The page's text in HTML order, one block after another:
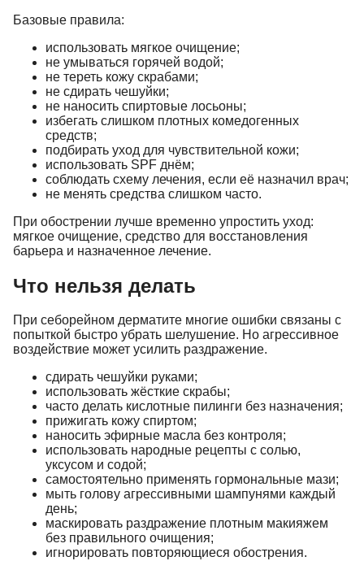
Базовые правила:
использовать мягкое очищение;
не умываться горячей водой;
не тереть кожу скрабами;
не сдирать чешуйки;
не наносить спиртовые лосьоны;
избегать слишком плотных комедогенных
средств;
подбирать уход для чувствительной кожи;
использовать SPF днём;
соблюдать схему лечения, если её назначил врач;
не менять средства слишком часто.
При обострении лучше временно упростить уход:
мягкое очищение, средство для восстановления
барьера и назначенное лечение.
Что нельзя делать
При себорейном дерматите многие ошибки связаны с
попыткой быстро убрать шелушение. Но агрессивное
воздействие может усилить раздражение.
сдирать чешуйки руками;
использовать жёсткие скрабы;
часто делать кислотные пилинги без назначения;
прижигать кожу спиртом;
наносить эфирные масла без контроля;
использовать народные рецепты с солью,
уксусом и содой;
самостоятельно применять гормональные мази;
мыть голову агрессивными шампунями каждый
день;
маскировать раздражение плотным макияжем
без правильного очищения;
игнорировать повторяющиеся обострения.